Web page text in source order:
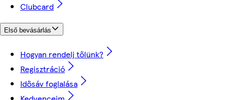
Clubcard
Első bevásárlás
Hogyan rendelj tőlünk?
Regisztráció
Idősáv foglalása